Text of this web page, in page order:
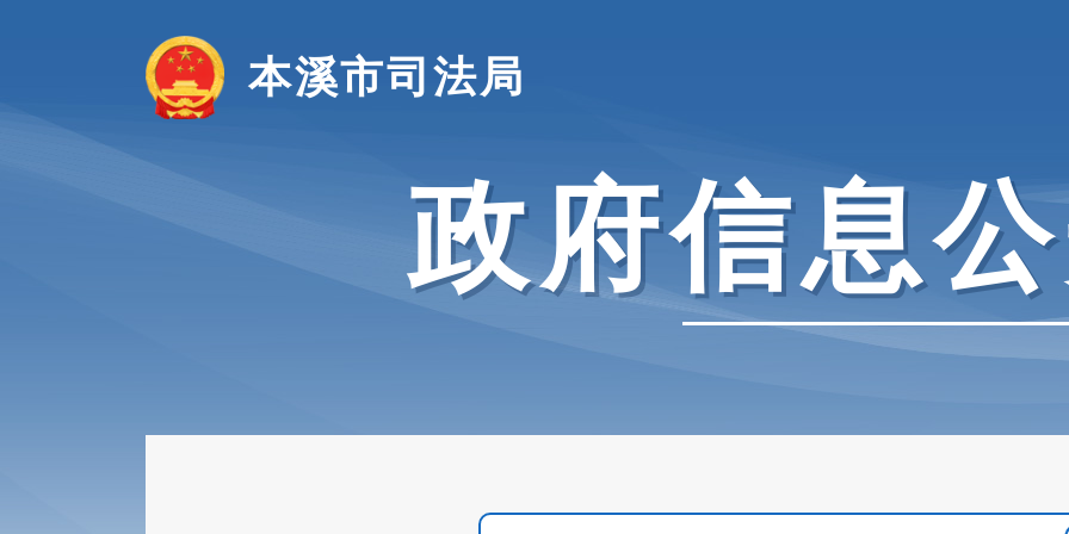
本溪市司法局
政府信息